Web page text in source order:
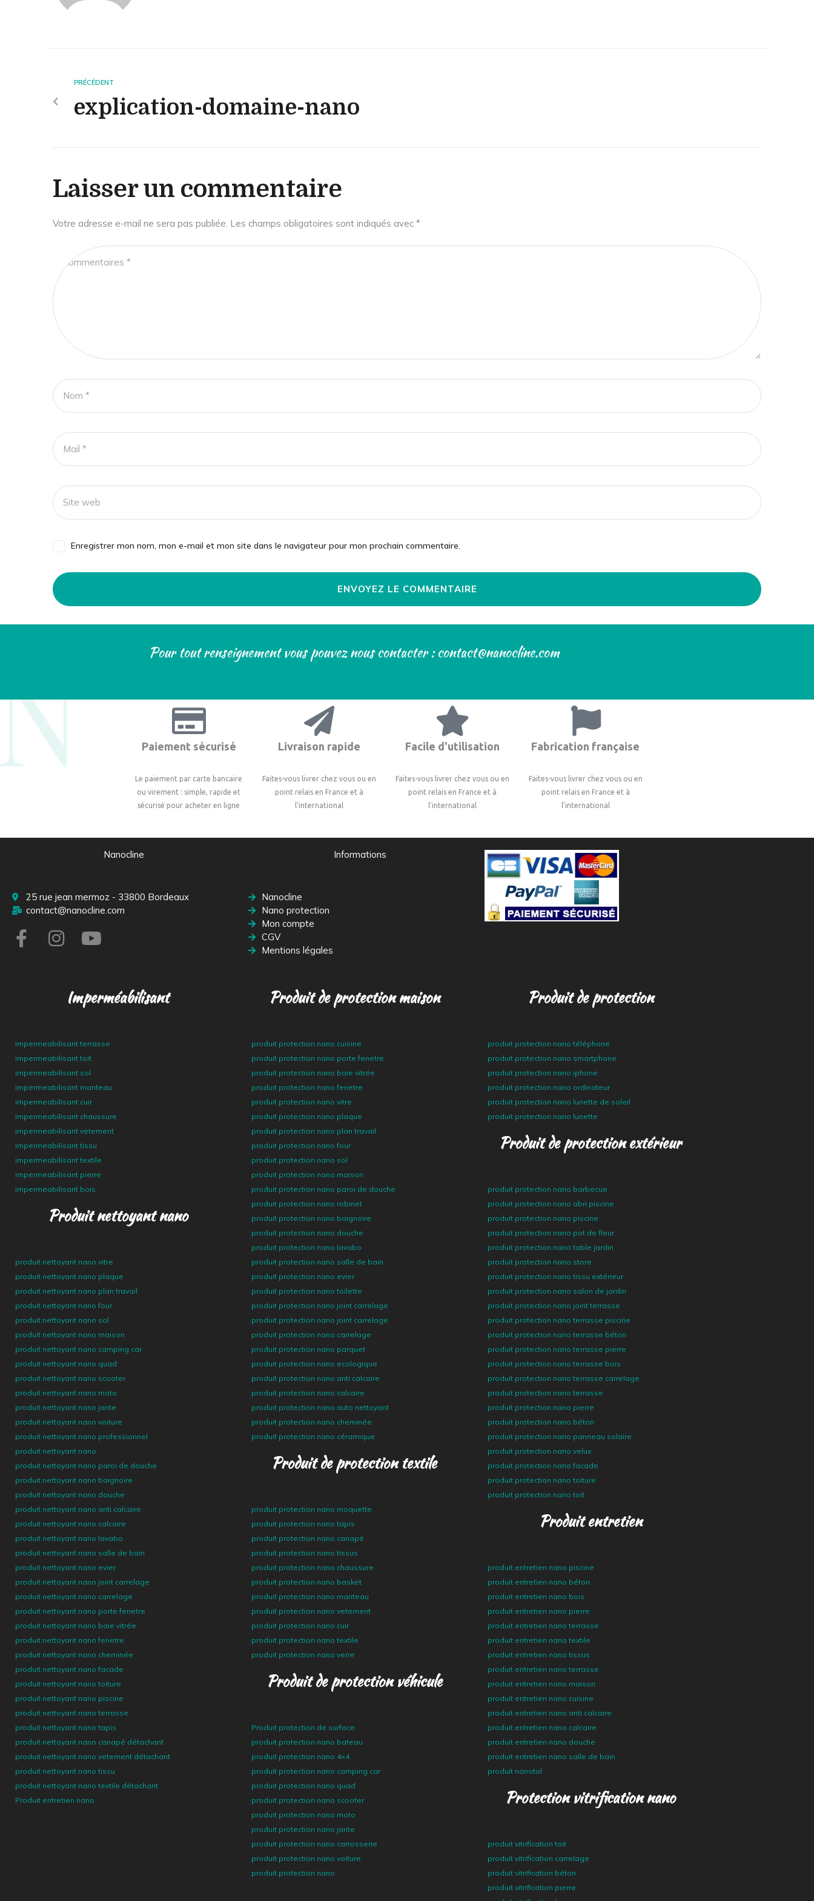
PRÉCÉDENT
explication-domaine-nano
Laisser un commentaire
Votre adresse e-mail ne sera pas publiée. Les champs obligatoires sont indiqués avec *
Enregistrer mon nom, mon e-mail et mon site dans le navigateur pour mon prochain commentaire.
Pour tout renseignement vous pouvez nous contacter : contact@nanocline.com
Paiement sécurisé
Le paiement par carte bancaire
ou virement : simple, rapide et
sécurisé pour acheter en ligne
Livraison rapide
Faites-vous livrer chez vous ou en
point relais en France et à
l'international
Facile d'utilisation
Faites-vous livrer chez vous ou en
point relais en France et à
l'international
Fabrication française
Faites-vous livrer chez vous ou en
point relais en France et à
l'international
Nanocline
25 rue jean mermoz - 33800 Bordeaux
contact@nanocline.com
Informations
Nanocline
Nano protection
Mon compte
CGV
Mentions légales
Imperméabilisant
impermeabilisant terrasse
impermeabilisant toit
impermeabilisant sol
impermeabilisant manteau
impermeabilisant cuir
impermeabilisant chaussure
impermeabilisant vetement
impermeabilisant tissu
impermeabilisant textile
impermeabilisant pierre
impermeabilisant bois
Produit nettoyant nano
produit nettoyant nano vitre
produit nettoyant nano plaque
produit nettoyant nano plan travail
produit nettoyant nano four
produit nettoyant nano sol
produit nettoyant nano maison
produit nettoyant nano camping car
produit nettoyant nano quad
produit nettoyant nano scooter
produit nettoyant nano moto
produit nettoyant nano jante
produit nettoyant nano voiture
produit nettoyant nano professionnel
produit nettoyant nano
produit nettoyant nano paroi de douche
produit nettoyant nano baignoire
produit nettoyant nano douche
produit nettoyant nano anti calcaire
produit nettoyant nano calcaire
produit nettoyant nano lavabo
produit nettoyant nano salle de bain
produit nettoyant nano evier
produit nettoyant nano joint carrelage
produit nettoyant nano carrelage
produit nettoyant nano porte fenetre
produit nettoyant nano baie vitrée
produit nettoyant nano fenetre
produit nettoyant nano cheminée
produit nettoyant nano facade
produit nettoyant nano toiture
produit nettoyant nano piscine
produit nettoyant nano terrasse
produit nettoyant nano tapis
produit nettoyant nano canapé détachant
produit nettoyant nano vetement détachant
produit nettoyant nano tissu
produit nettoyant nano textile détachant
Produit entretien nano
Produit de protection maison
produit protection nano cuisine
produit protection nano porte fenetre
produit protection nano baie vitrée
produit protection nano fenetre
produit protection nano vitre
produit protection nano plaque
produit protection nano plan travail
produit protection nano four
produit protection nano sol
produit protection nano maison
produit protection nano paroi de douche
produit protection nano robinet
produit protection nano baignoire
produit protection nano douche
produit protection nano lavabo
produit protection nano salle de bain
produit protection nano evier
produit protection nano toilette
produit protection nano joint carrelage
produit protection nano joint carrelage
produit protection nano carrelage
produit protection nano parquet
produit protection nano ecologique
produit protection nano anti calcaire
produit protection nano calcaire
produit protection nano auto nettoyant
produit protection nano cheminée
produit protection nano céramique
Produit de protection textile
produit protection nano moquette
produit protection nano tapis
produit protection nano canapé
produit protection nano tissus
produit protection nano chaussure
produit protection nano basket
produit protection nano manteau
produit protection nano vetement
produit protection nano cuir
produit protection nano textile
produit protection nano verre
Produit de protection véhicule
Produit protection de surface
produit protection nano bateau
produit protection nano 4×4
produit protection nano camping car
produit protection nano quad
produit protection nano scooter
produit protection nano moto
produit protection nano jante
produit protection nano carrosserie
produit protection nano voiture
produit protection nano
Produit de protection
produit protection nano téléphone
produit protection nano smartphone
produit protection nano iphone
produit protection nano ordinateur
produit protection nano lunette de soleil
produit protection nano lunette
Produit de protection extérieur
produit protection nano barbecue
produit protection nano abri piscine
produit protection nano piscine
produit protection nano pot de fleur
produit protection nano table jardin
produit protection nano store
produit protection nano tissu extérieur
produit protection nano salon de jardin
produit protection nano joint terrasse
produit protection nano terrasse piscine
produit protection nano terrasse béton
produit protection nano terrasse pierre
produit protection nano terrasse bois
produit protection nano terrasse carrelage
produit protection nano terrasse
produit protection nano pierre
produit protection nano béton
produit protection nano panneau solaire
produit protection nano velux
produit protection nano facade
produit protection nano toiture
produit protection nano toit
Produit entretien
produit entretien nano piscine
produit entretien nano béton
produit entretien nano bois
produit entretien nano pierre
produit entretien nano terrasse
produit entretien nano textile
produit entretien nano tissus
produit entretien nano terrasse
produit entretien nano maison
produit entretien nano cuisine
produit entretien nano anti calcaire
produit entretien nano calcaire
produit entretien nano douche
produit entretien nano salle de bain
produit nanotol
Protection vitrification nano
produit vitrification toit
produit vitrification carrelage
produit vitrification béton
produit vitrification pierre